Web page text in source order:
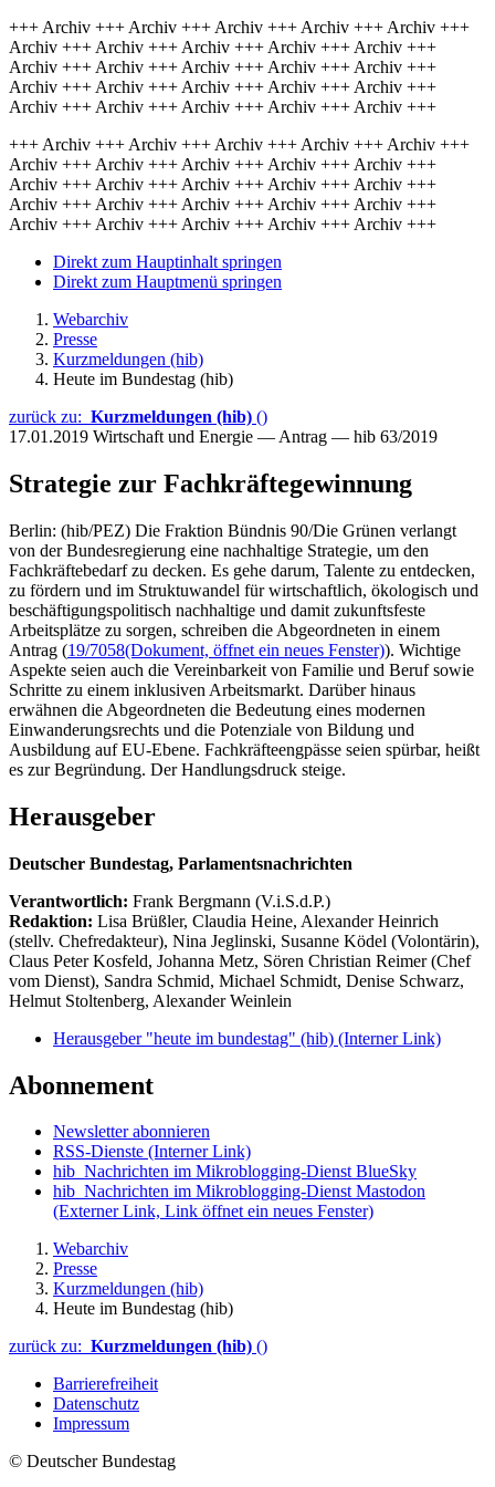
+++ Archiv +++ Archiv +++ Archiv +++ Archiv +++ Archiv +++
Archiv +++ Archiv +++ Archiv +++ Archiv +++ Archiv +++
Archiv +++ Archiv +++ Archiv +++ Archiv +++ Archiv +++
Archiv +++ Archiv +++ Archiv +++ Archiv +++ Archiv +++
Archiv +++ Archiv +++ Archiv +++ Archiv +++ Archiv +++
+++ Archiv +++ Archiv +++ Archiv +++ Archiv +++ Archiv +++
Archiv +++ Archiv +++ Archiv +++ Archiv +++ Archiv +++
Archiv +++ Archiv +++ Archiv +++ Archiv +++ Archiv +++
Archiv +++ Archiv +++ Archiv +++ Archiv +++ Archiv +++
Archiv +++ Archiv +++ Archiv +++ Archiv +++ Archiv +++
Direkt zum Hauptinhalt springen
Direkt zum Hauptmenü springen
Webarchiv
Presse
Kurzmeldungen (hib)
Heute im Bundestag (hib)
zurück zu: Kurzmeldungen (hib) ()
17.01.2019 Wirtschaft und Energie — Antrag — hib 63/2019
Strategie zur Fachkräftegewinnung
Berlin: (hib/PEZ) Die Fraktion Bündnis 90/Die Grünen verlangt
von der Bundesregierung eine nachhaltige Strategie, um den
Fachkräftebedarf zu decken. Es gehe darum, Talente zu entdecken,
zu fördern und im Struktuwandel für wirtschaftlich, ökologisch und
beschäftigungspolitisch nachhaltige und damit zukunftsfeste
Arbeitsplätze zu sorgen, schreiben die Abgeordneten in einem
Antrag (19/7058(Dokument, öffnet ein neues Fenster)). Wichtige
Aspekte seien auch die Vereinbarkeit von Familie und Beruf sowie
Schritte zu einem inklusiven Arbeitsmarkt. Darüber hinaus
erwähnen die Abgeordneten die Bedeutung eines modernen
Einwanderungsrechts und die Potenziale von Bildung und
Ausbildung auf EU-Ebene. Fachkräfteengpässe seien spürbar, heißt
es zur Begründung. Der Handlungsdruck steige.
Herausgeber
Deutscher Bundestag, Parlamentsnachrichten
Verantwortlich: Frank Bergmann (V.i.S.d.P.)
Redaktion: Lisa Brüßler, Claudia Heine, Alexander Heinrich
(stellv. Chefredakteur), Nina Jeglinski, Susanne Ködel (Volontärin),
Claus Peter Kosfeld, Johanna Metz, Sören Christian Reimer (Chef
vom Dienst), Sandra Schmid, Michael Schmidt, Denise Schwarz,
Helmut Stoltenberg, Alexander Weinlein
Herausgeber "heute im bundestag" (hib) (Interner Link)
Abonnement
Newsletter abonnieren
RSS-Dienste (Interner Link)
hib_Nachrichten im Mikroblogging-Dienst BlueSky
hib_Nachrichten im Mikroblogging-Dienst Mastodon
(Externer Link, Link öffnet ein neues Fenster)
Webarchiv
Presse
Kurzmeldungen (hib)
Heute im Bundestag (hib)
zurück zu: Kurzmeldungen (hib) ()
Barrierefreiheit
Datenschutz
Impressum
© Deutscher Bundestag